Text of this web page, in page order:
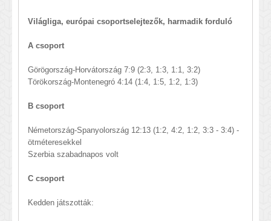
Világliga, európai csoportselejtezők, harmadik forduló
A csoport
Görögország-Horvátország 7:9 (2:3, 1:3, 1:1, 3:2)
Törökország-Montenegró 4:14 (1:4, 1:5, 1:2, 1:3)
B csoport
Németország-Spanyolország 12:13 (1:2, 4:2, 1:2, 3:3 - 3:4) -
ötméteresekkel
Szerbia szabadnapos volt
C csoport
Kedden játszották: